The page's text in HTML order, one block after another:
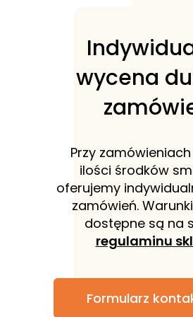
wycena
Przy
ilości środków
oferujemy
zamówień.
dostępne są na
regulaminu
Formularz